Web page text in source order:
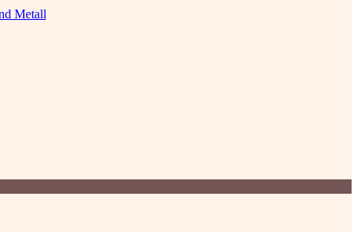
Metall